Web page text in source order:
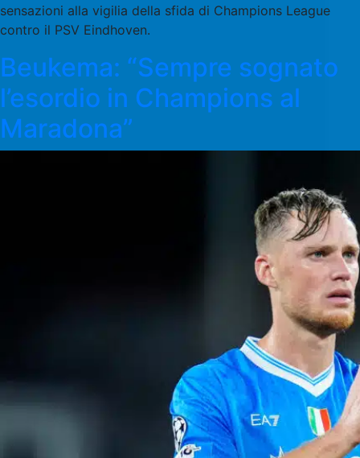
sensazioni alla vigilia della sfida di Champions League
contro il PSV Eindhoven.
Beukema: “Sempre sognato
l’esordio in Champions al
Maradona”